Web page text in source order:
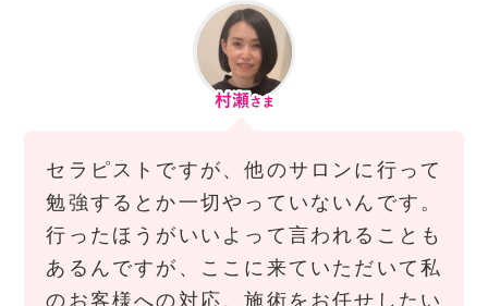
セラピストですが、他のサロンに行って
勉強するとか一切やっていないんです。
行ったほうがいいよって言われることも
あるんですが、ここに来ていただいて私
のお客様への対応、施術をお任せしたい